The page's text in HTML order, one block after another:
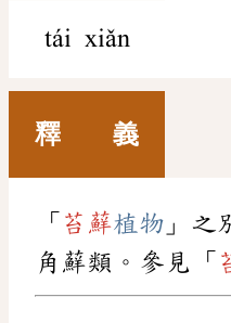
tái xiǎn
釋 義
「 苔蘚植物 」之
角蘚類。參見「